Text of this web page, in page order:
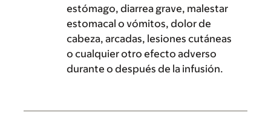
estómago, diarrea grave, malestar
estomacal o vómitos, dolor de
cabeza, arcadas, lesiones cutáneas
o cualquier otro efecto adverso
durante o después de la infusión.